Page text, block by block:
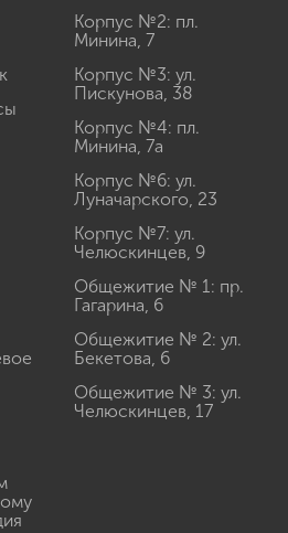
Корпус №2: пл.
Минина, 7
Корпус №3: ул.
Пискунова, 38
Корпус №4: пл.
Минина, 7а
Корпус №6: ул.
Луначарского, 23
Корпус №7: ул.
Челюскинцев, 9
Общежитие № 1: пр.
Гагарина, 6
Общежитие № 2: ул.
Бекетова, 6
Общежитие № 3: ул.
Челюскинцев, 17